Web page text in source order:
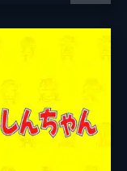
川口典孝